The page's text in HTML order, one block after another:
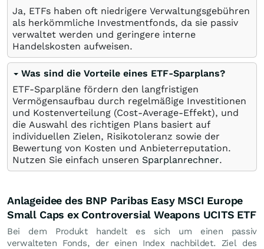
Ja, ETFs haben oft niedrigere Verwaltungsgebühren
als herkömmliche Investmentfonds, da sie passiv
verwaltet werden und geringere interne
Handelskosten aufweisen.
Was sind die Vorteile eines ETF-Sparplans?
ETF-Sparpläne fördern den langfristigen
Vermögensaufbau durch regelmäßige Investitionen
und Kostenverteilung (Cost-Average-Effekt), und
die Auswahl des richtigen Plans basiert auf
individuellen Zielen, Risikotoleranz sowie der
Bewertung von Kosten und Anbieterreputation.
Nutzen Sie einfach unseren Sparplanrechner.
Anlageidee des BNP Paribas Easy MSCI Europe
Small Caps ex Controversial Weapons UCITS ETF
Bei dem Produkt handelt es sich um einen passiv
verwalteten Fonds, der einen Index nachbildet. Ziel des